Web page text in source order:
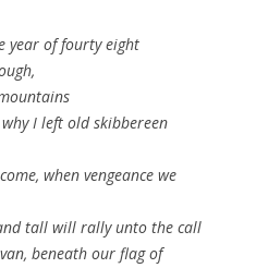
year of fourty eight
I left old skibbereen
when vengeance we
tall will rally unto the call
beneath our flag of